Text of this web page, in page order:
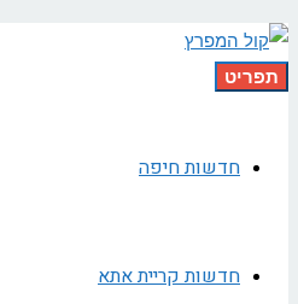
תפריט
חדשות חיפה
חדשות קריית אתא